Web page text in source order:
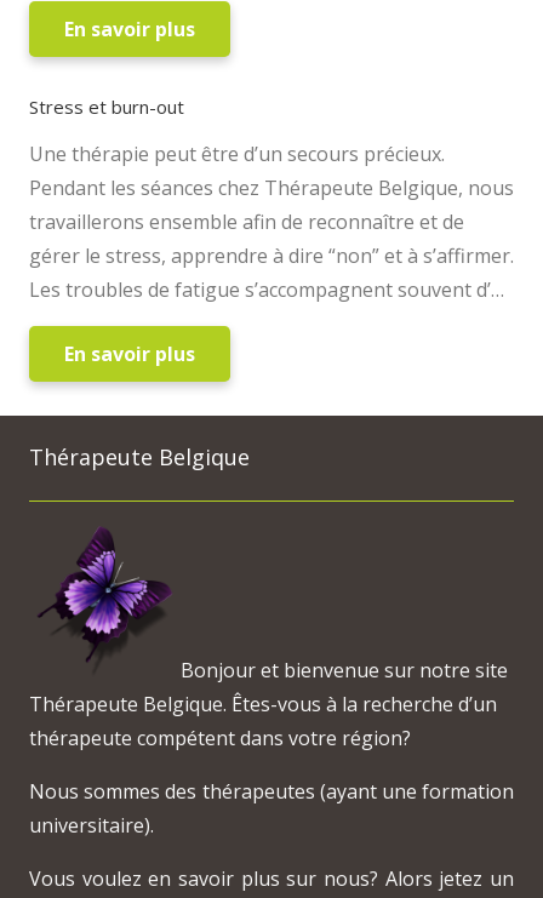
En savoir plus
Stress et burn-out
Une thérapie peut être d’un secours précieux.
Pendant les séances chez Thérapeute Belgique, nous
travaillerons ensemble afin de reconnaître et de
gérer le stress, apprendre à dire “non” et à s’affirmer.
Les troubles de fatigue s’accompagnent souvent d’…
En savoir plus
Thérapeute Belgique
Bonjour et bienvenue sur notre site
Thérapeute Belgique. Êtes-vous à la recherche d’un
thérapeute compétent dans votre région?
Nous sommes des thérapeutes (ayant une formation
universitaire).
Vous voulez en savoir plus sur nous? Alors jetez un